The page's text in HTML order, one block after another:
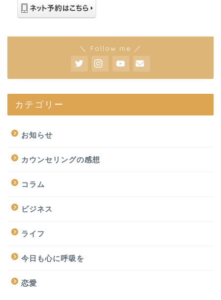
＼ Follow me ／
カテゴリー
お知らせ
カウンセリングの感想
コラム
ビジネス
ライフ
今日も心に呼吸を
恋愛